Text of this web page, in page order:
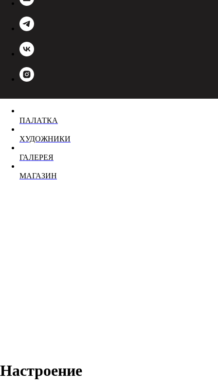
ПАЛАТКА
ХУДОЖНИКИ
ГАЛЕРЕЯ
МАГАЗИН
Настроение